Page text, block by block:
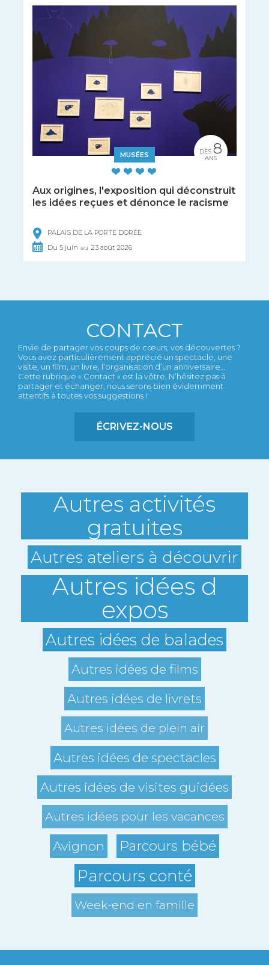
MUSÉES
Aux origines, l'exposition qui déconstruit
les idées reçues et dénonce le racisme
PALAIS DE LA PORTE DORÉE
Du5 juin au 23août 2026
DÈS 8
ANS
CONTACT
Envie de partager vos coups de cœurs, vos découvertes ?
Vous avez particulièrement apprécié un spectacle, une
visite, un film, un livre, l’organisation d’un anniversaire...
Cette rubrique « Contact » est la vôtre. N’hésitez pas à
partager et échanger, nous serons bien évidemment
attentifs à toutes vos suggestions !
ÉCRIVEZ-NOUS
Autres activités
gratuites
Autres ateliers à découvrir
Autres idées d
expos
Autres idées de balades
Autres idées de films
Autres idées de livrets
Autres idées de plein air
Autres idées de spectacles
Autres idées de visites guidées
Autres idées pour les vacances
Avignon Parcours bébé
Parcours conté
Week-end en famille